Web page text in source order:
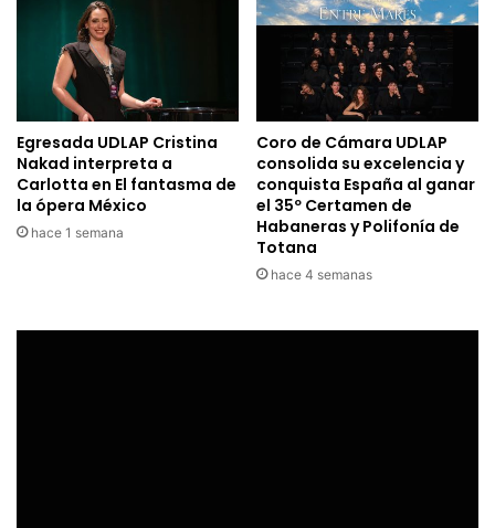
Egresada UDLAP Cristina
Nakad interpreta a
Carlotta en El fantasma de
la ópera México
hace 1 semana
Coro de Cámara UDLAP
consolida su excelencia y
conquista España al ganar
el 35º Certamen de
Habaneras y Polifonía de
Totana
hace 4 semanas